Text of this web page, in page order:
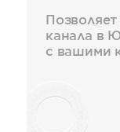
канала в
с вашими